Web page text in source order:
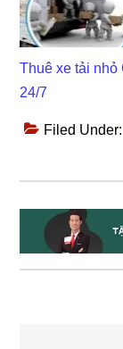
Thuê xe tải nhỏ
24/7
Filed